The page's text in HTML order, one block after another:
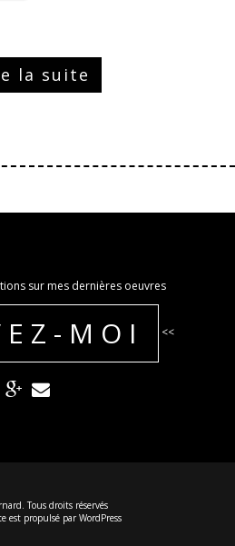
la suite
sur mes dernières oeuvres
MOI <<
Tous droits réservés
est propulsé par WordPress